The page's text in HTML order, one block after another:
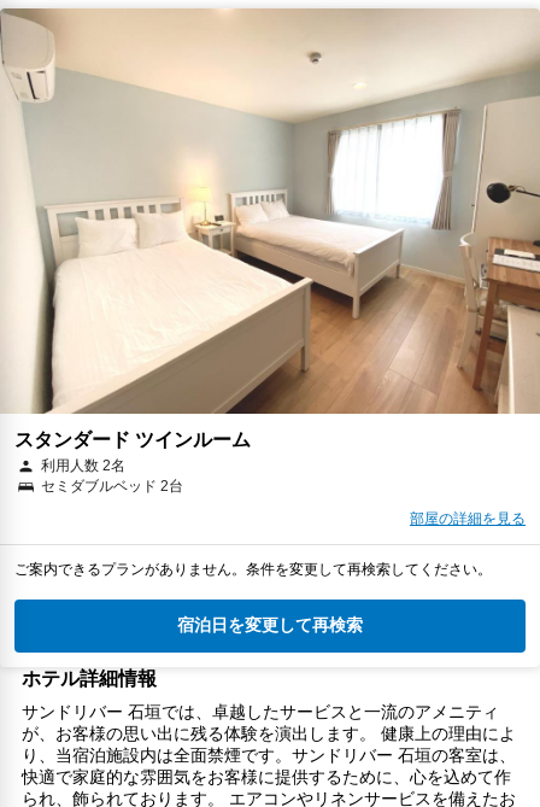
スタンダード ツインルーム
利用人数 2名
セミダブルベッド 2台
部屋の詳細を見る
ご案内できるプランがありません。条件を変更して再検索してください。
宿泊日を変更して再検索
ホテル詳細情報
サンドリバー 石垣では、卓越したサービスと一流のアメニティ
が、お客様の思い出に残る体験を演出します。 健康上の理由によ
り、当宿泊施設内は全面禁煙です。サンドリバー 石垣の客室は、
快適で家庭的な雰囲気をお客様に提供するために、心を込めて作
られ、飾られております。 エアコンやリネンサービスを備えたお